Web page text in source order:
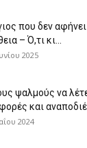
που δεν
– Ό,τι κι...
2025
ψαλμούς να
και
2024